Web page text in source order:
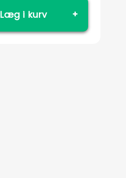
Læg i kurv